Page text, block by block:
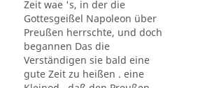
Zeit wae 's, in der die
Gottesgeißel Napoleon über
Preußen herrschte, und doch
begannen Das die
Verständigen sie bald eine
gute Zeit zu heißen . eine